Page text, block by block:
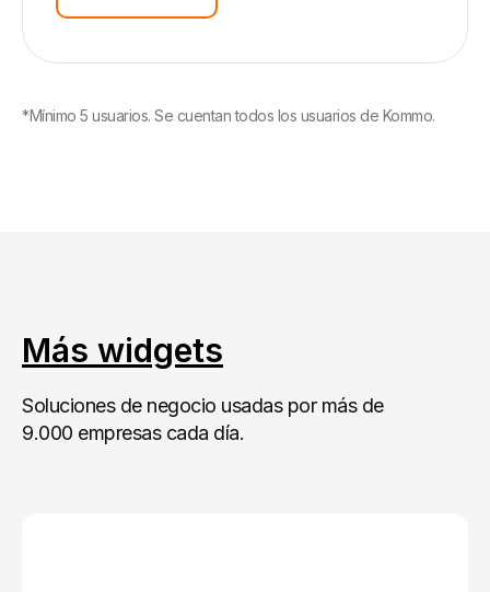
*Mínimo 5 usuarios. Se cuentan todos los usuarios de Kommo.
Más widgets
Soluciones de negocio usadas por más de
9.000 empresas cada día.